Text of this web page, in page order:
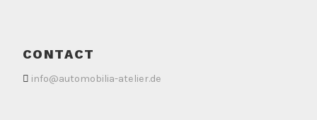
CONTACT
info@automobilia-atelier.de